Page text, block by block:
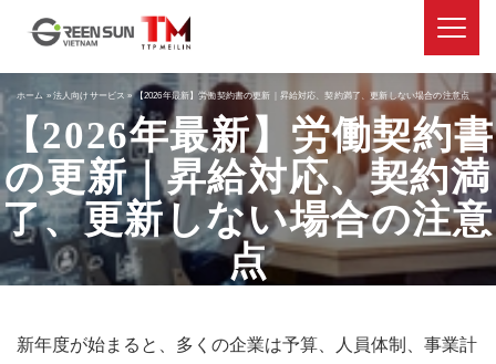
【2026年最新】労働契約書
の更新｜昇給対応、契約満
了、更新しない場合の注意
点
ホーム » 法人向けサービス »【2026年最新】労働契約書の更新｜昇給対応、契約満了、更新しない場合の注意点
新年度が始まると、多くの企業は予算、人員体制、事業計